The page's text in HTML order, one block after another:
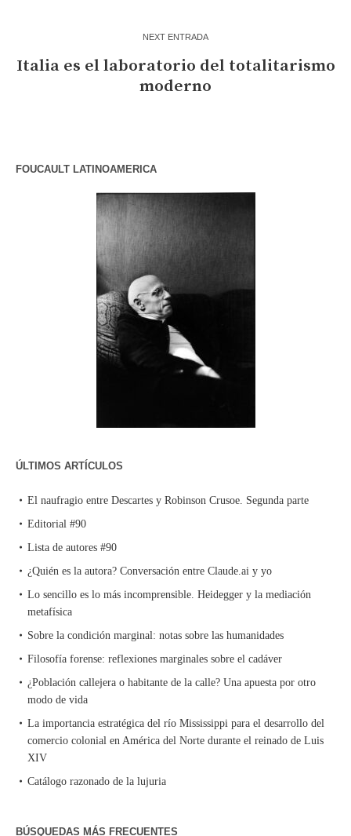
NEXT ENTRADA
Italia es el laboratorio del totalitarismo
moderno
FOUCAULT LATINOAMERICA
ÚLTIMOS ARTÍCULOS
El naufragio entre Descartes y Robinson Crusoe. Segunda parte
Editorial #90
Lista de autores #90
¿Quién es la autora? Conversación entre Claude.ai y yo
Lo sencillo es lo más incomprensible. Heidegger y la mediación
metafísica
Sobre la condición marginal: notas sobre las humanidades
Filosofía forense: reflexiones marginales sobre el cadáver
¿Población callejera o habitante de la calle? Una apuesta por otro
modo de vida
La importancia estratégica del río Mississippi para el desarrollo del
comercio colonial en América del Norte durante el reinado de Luis
XIV
Catálogo razonado de la lujuria
BÚSQUEDAS MÁS FRECUENTES